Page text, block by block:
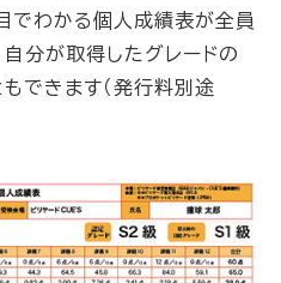
でわかる個人成績表が全員
分が取得したグレードの
できます（発行料別途